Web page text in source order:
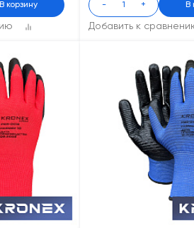
В корзину
Добавить к
- + В